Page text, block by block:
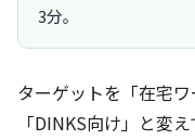
3分。
ターゲットを「在宅
「DINKS向け」と変